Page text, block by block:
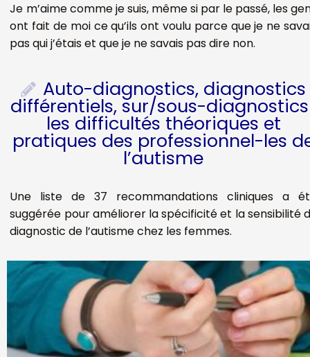
Je m’aime comme je suis, même si par le passé, les
ont fait de moi ce qu’ils ont voulu parce que je ne
pas qui j’étais et que je ne savais pas dire non.
Auto-diagnostics, diagnostics
différentiels, sur/sous-
les difficultés théoriques et
pratiques des professionnel-les
l’autisme
Une liste de 37 recommandations cliniques a
suggérée pour améliorer la spécificité et la sensibilité
diagnostic de l’autisme chez les femmes.